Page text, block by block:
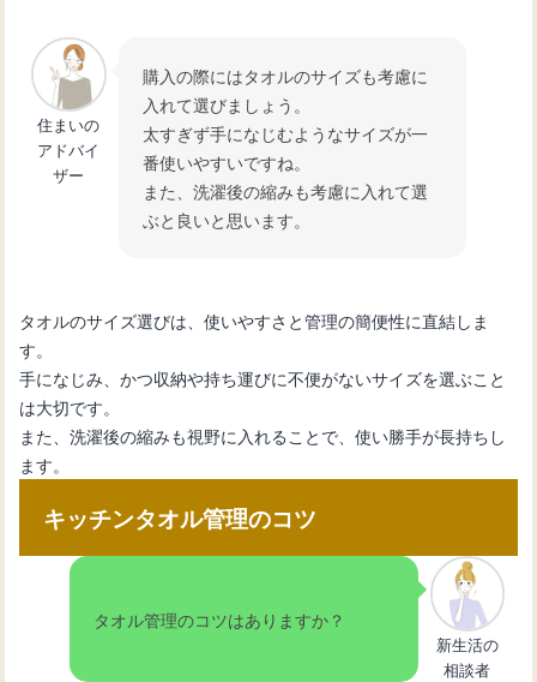
住まいの
アドバイ
ザー
購入の際にはタオルのサイズも考慮に
入れて選びましょう。
太すぎず手になじむようなサイズが一
番使いやすいですね。
また、洗濯後の縮みも考慮に入れて選
ぶと良いと思います。
タオルのサイズ選びは、使いやすさと管理の簡便性に直結しま
す。
手になじみ、かつ収納や持ち運びに不便がないサイズを選ぶこと
は大切です。
また、洗濯後の縮みも視野に入れることで、使い勝手が長持ちし
ます。
キッチンタオル管理のコツ
タオル管理のコツはありますか？
新生活の
相談者